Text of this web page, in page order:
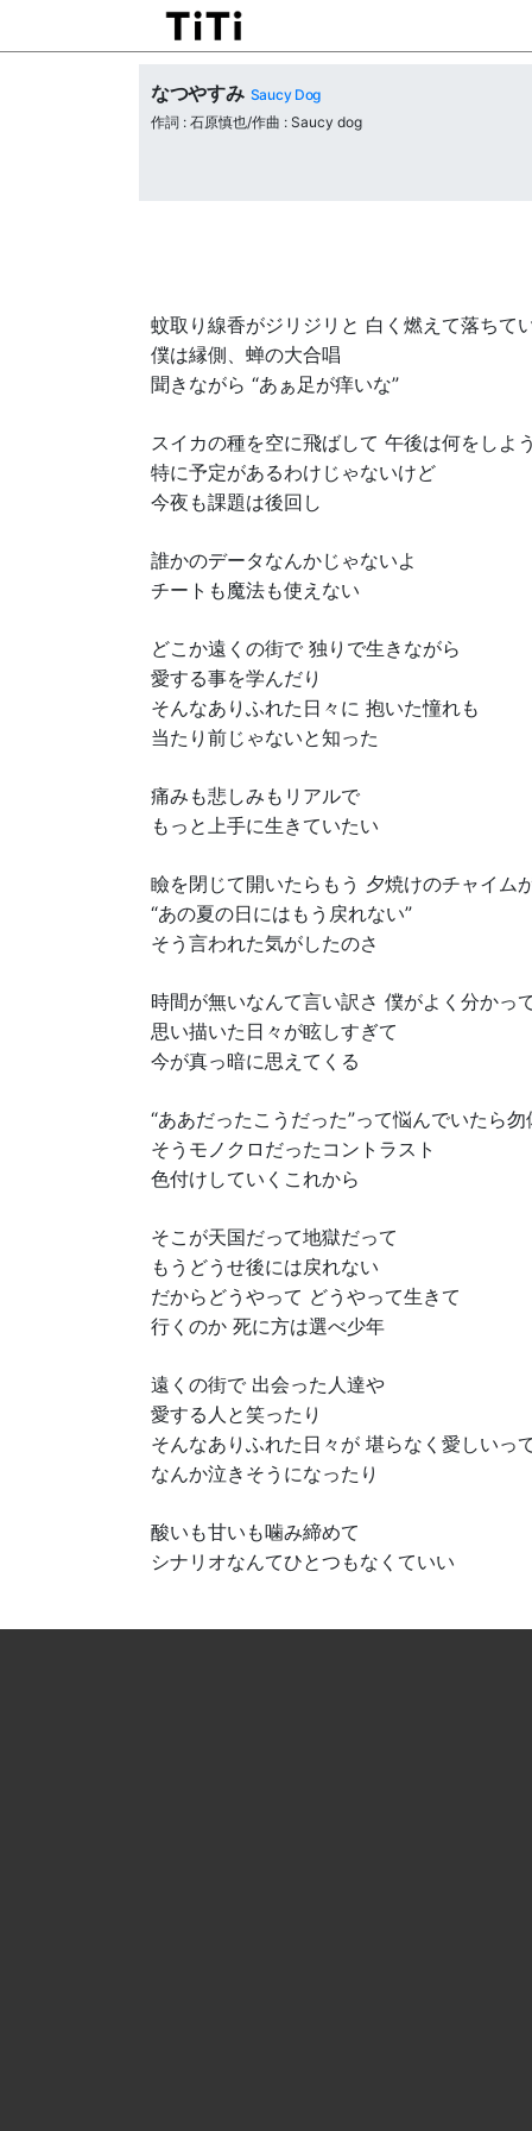
なつやすみ Saucy Dog
作詞 : 石原慎也/作曲 : Saucy dog
蚊取り線香がジリジリと 白く燃えて落ちて
僕は縁側、蝉の大合唱
聞きながら “あぁ足が痒いな”
スイカの種を空に飛ばして 午後は何をしよ
特に予定があるわけじゃないけど
今夜も課題は後回し
誰かのデータなんかじゃないよ
チートも魔法も使えない
どこか遠くの街で 独りで生きながら
愛する事を学んだり
そんなありふれた日々に 抱いた憧れも
当たり前じゃないと知った
痛みも悲しみもリアルで
もっと上手に生きていたい
瞼を閉じて開いたらもう 夕焼けのチャイム
“あの夏の日にはもう戻れない”
そう言われた気がしたのさ
時間が無いなんて言い訳さ 僕がよく分かっ
思い描いた日々が眩しすぎて
今が真っ暗に思えてくる
“ああだったこうだった”って悩んでいたら
そうモノクロだったコントラスト
色付けしていくこれから
そこが天国だって地獄だって
もうどうせ後には戻れない
だからどうやって どうやって生きて
行くのか 死に方は選べ少年
遠くの街で 出会った人達や
愛する人と笑ったり
そんなありふれた日々が 堪らなく愛しいっ
なんか泣きそうになったり
酸いも甘いも噛み締めて
シナリオなんてひとつもなくていい